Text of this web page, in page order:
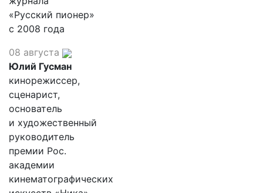
«Русский пионер»
с 2008 года
08 августа
Юлий Гусман
кинорежиссер,
сценарист,
основатель
и художественный
руководитель
премии Рос.
академии
кинематографических